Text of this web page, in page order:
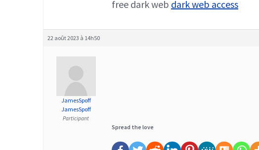
free dark web dark web access
22 août 2023 à 14h50
JamesSpoff
JamesSpoff
Participant
Spread the love